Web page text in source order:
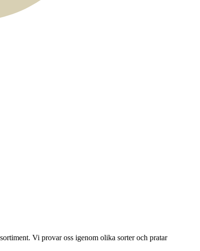
Vi provar oss igenom olika sorter och pratar